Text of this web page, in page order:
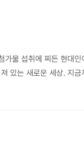
가물 섭취에 찌든 현대
있는 새로운 세상. 지